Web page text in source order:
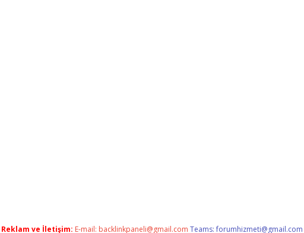
Reklam ve İletişim: E-mail: backlinkpaneli@gmail.com Teams:forumhizmeti@gmail.com